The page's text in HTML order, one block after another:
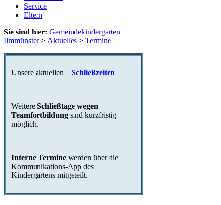
Service
Eltern
Sie sind hier: Gemeindekindergarten
Ilmmünster> Aktuelles > Termine
Unsere aktuellen Schließzeiten
Weitere Schließtage wegen
Teamfortbildung sind kurzfristig
möglich.
Interne Termine werden über die
Kommunikations-App des
Kindergartens mitgeteilt.